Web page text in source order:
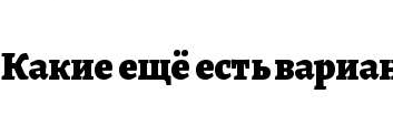
Какие ещё есть